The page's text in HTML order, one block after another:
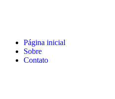
Página inicial
Sobre
Contato